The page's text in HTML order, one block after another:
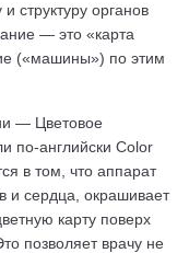
структуру органов
— это «карта
(«машины») по этим
— Цветовое
по-английски Color
в том, что аппарат
и сердца, окрашивает
карту поверх
позволяет врачу не